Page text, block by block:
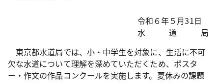
令和６年５月31日
水 道 局
東京都水道局では、小・中学生を対象に、生活に不可
欠な水道について理解を深めていただくため、ポスタ
ー・作文の作品コンクールを実施します。夏休みの課題